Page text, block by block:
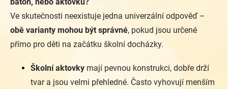
Ve skutečnosti neexistuje jedna univerzální odpověď –
obě varianty mohou být správné, pokud jsou určené
přímo pro děti na začátku školní docházky.
Školní aktovky mají pevnou konstrukci, dobře drží
tvar a jsou velmi přehledné. Často vyhovují menším